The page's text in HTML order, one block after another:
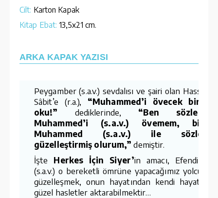
Cilt: Karton Kapak
Kitap Ebat: 13,5x21 cm.
ARKA KAPAK YAZISI
Peygamber (s.a.v.) sevdalısı ve şairi olan Hassân
Sâbit’e (r.a.), “Muhammed’i övecek bir
oku!” dediklerinde, “Ben
Muhammed’i (s.a.v.) övemem,
Muhammed (s.a.v.) ile
güzelleştirmiş olurum,” demiştir.
İşte Herkes İçin Siyer’in amacı,
(s.a.v.) o bereketli ömrüne yapacağımız
güzelleşmek, onun hayatından kendi
güzel hasletler aktarabilmektir…